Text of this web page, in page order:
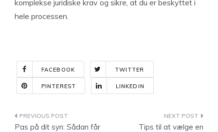
komplekse juridiske krav og sikre, at du er beskyttet i
hele processen.
FACEBOOK TWITTER
PINTEREST LINKEDIN
Indlægsnavigation
Pas på dit syn: Sådan får
Tips til at vælge en